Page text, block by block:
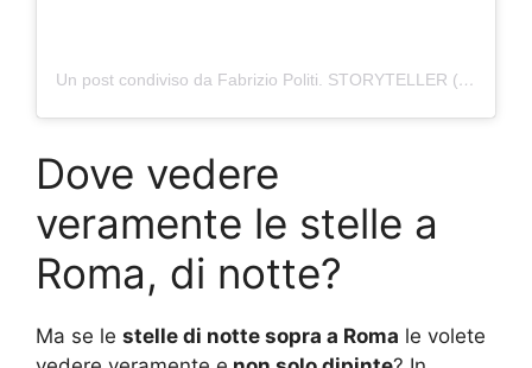
Un post condiviso da Fabrizio Politi. STORYTELLER (@misteruniquelife)
Dove vedere
veramente le stelle a
Roma, di notte?
Ma se le stelle di notte sopra a Roma le volete